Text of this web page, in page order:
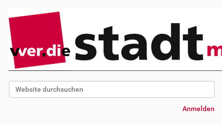
Website durchsuchen
Anmelden